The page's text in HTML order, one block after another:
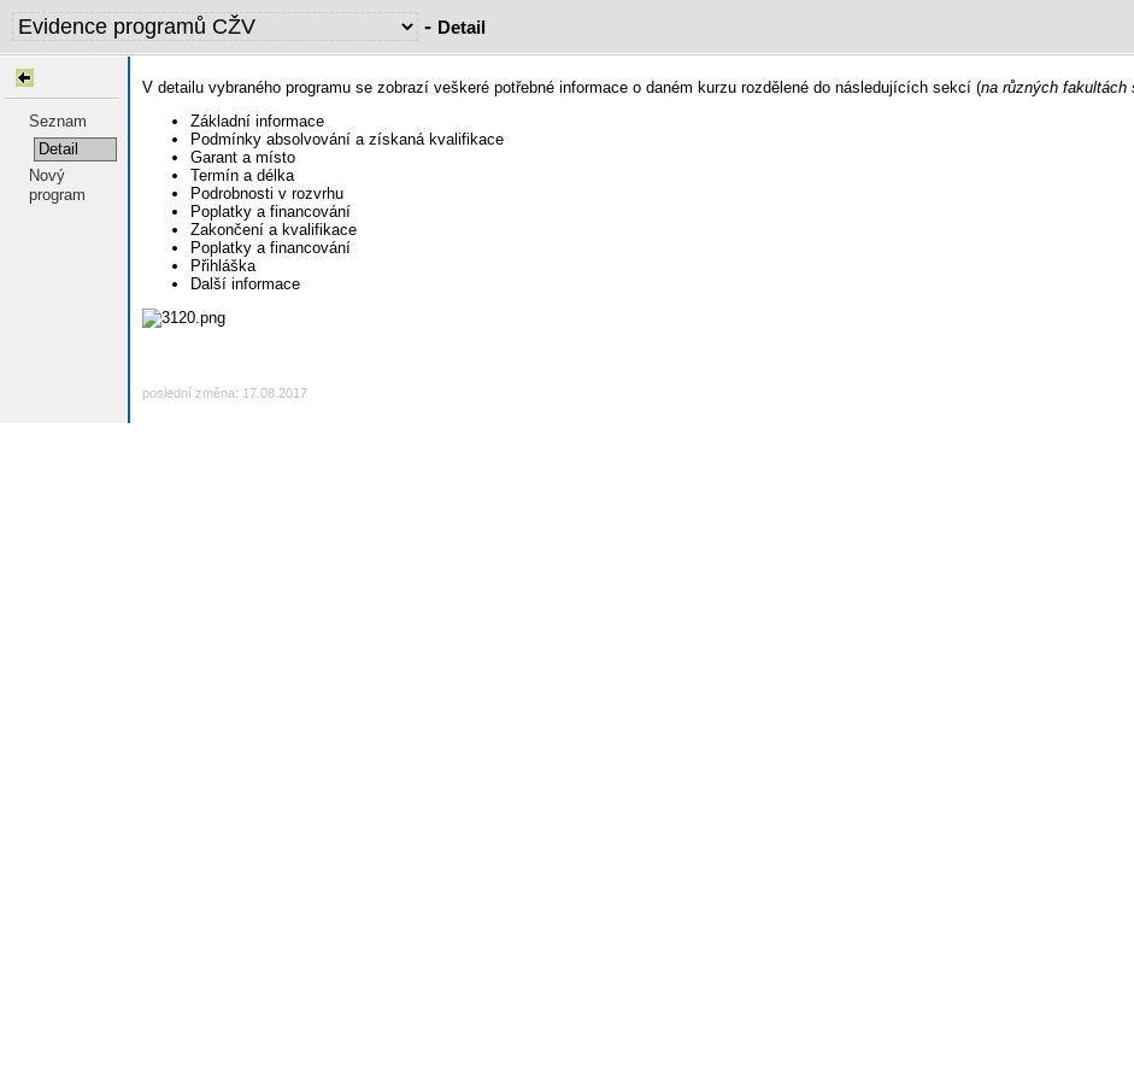
- Detail
Seznam
Detail
Nový
program
V detailu vybraného programu se zobrazí veškeré potřebné informace o daném kurzu rozdělené do následujících sekcí (na různých fakultách
Základní informace
Podmínky absolvování a získaná kvalifikace
Garant a místo
Termín a délka
Podrobnosti v rozvrhu
Poplatky a financování
Zakončení a kvalifikace
Poplatky a financování
Přihláška
Další informace
poslední změna: 17.08.2017